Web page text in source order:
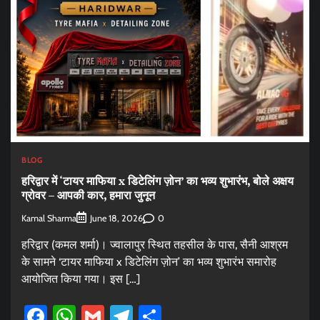
BLOG
हरिद्वार में ‘टायर माफिया x डिटेलिंग ज़ोन’ का भव्य शुभारंभ, बोले अक्षय
ग्रोवर – आपकी कार, हमारा जुनून
Kamal Sharma June 18, 2026 0
हरिद्वार (कमल शर्मा)। ज्वालापुर स्थित तहसील के पास, सैनी आश्रम
के सामने ‘टायर माफिया x डिटेलिंग ज़ोन’ का भव्य शुभारंभ समारोह
आयोजित किया गया। इस […]